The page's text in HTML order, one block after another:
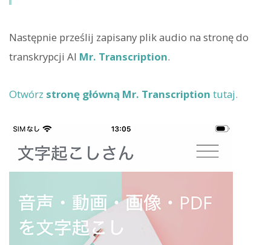
Następnie prześlij zapisany plik audio na stronę do
transkrypcji AI Mr. Transcription.
Otwórz stronę główną Mr. Transcription tutaj.